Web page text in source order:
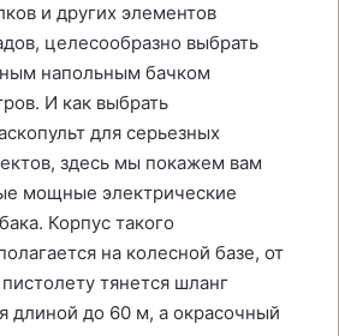
и других элементов
целесообразно выбрать
напольным бачком
И как выбрать
для серьезных
здесь мы покажем вам
мощные электрические
Корпус такого
на колесной базе, от
тянется шланг
длиной до 60 м, а окрасочный